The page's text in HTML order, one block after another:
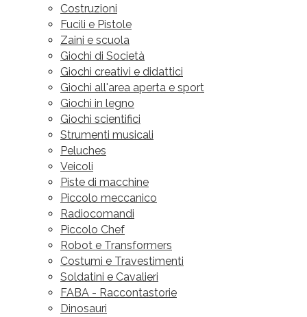
Costruzioni
Fucili e Pistole
Zaini e scuola
Giochi di Società
Giochi creativi e didattici
Giochi all'area aperta e sport
Giochi in legno
Giochi scientifici
Strumenti musicali
Peluches
Veicoli
Piste di macchine
Piccolo meccanico
Radiocomandi
Piccolo Chef
Robot e Transformers
Costumi e Travestimenti
Soldatini e Cavalieri
FABA - Raccontastorie
Dinosauri